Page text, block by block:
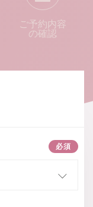
ご予約内容
の確認